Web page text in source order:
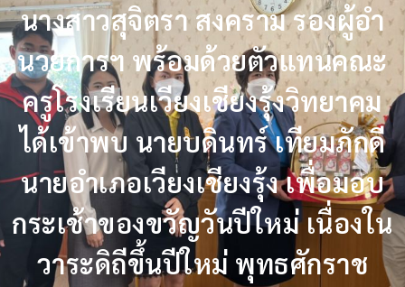
นางสาวสุจิตรา สงคราม รองผู้อำ
นวยการฯ พร้อมด้วยตัวแทนคณะ
ครูโรงเรียนเวียงเชียงรุ้งวิทยาคม
ได้เข้าพบ นายบดินทร์ เทียมภักดี
นายอำเภอเวียงเชียงรุ้ง เพื่อมอบ
กระเช้าของขวัญวันปีใหม่ เนื่องใน
วาระดิถีขึ้นปีใหม่ พุทธศักราช